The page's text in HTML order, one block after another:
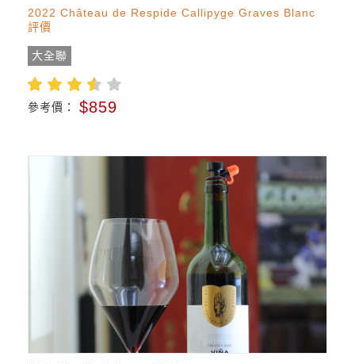
2022 Château de Respide Callipyge Graves Blanc
評價
大全聯
參考價： $859